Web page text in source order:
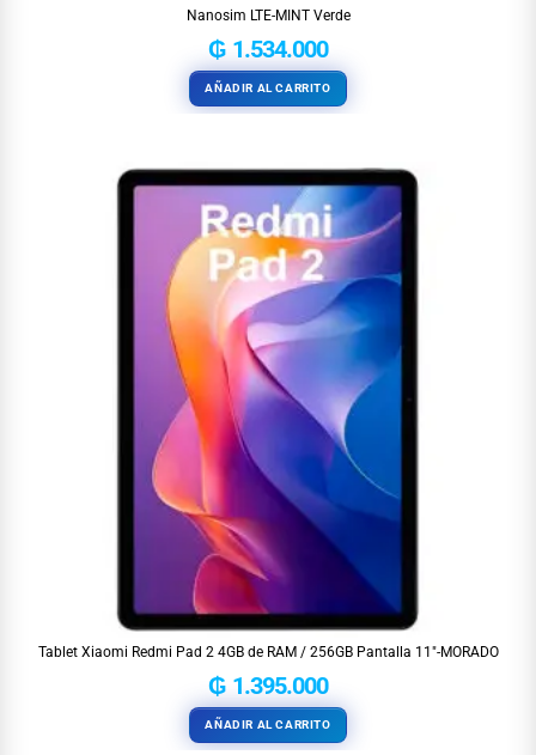
Nanosim LTE-MINT Verde
₲ 1.534.000
AÑADIR AL CARRITO
Tablet Xiaomi Redmi Pad 2 4GB de RAM / 256GB Pantalla 11″-MORADO
₲ 1.395.000
AÑADIR AL CARRITO